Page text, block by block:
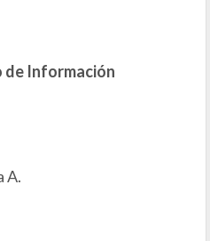
de Información
A.